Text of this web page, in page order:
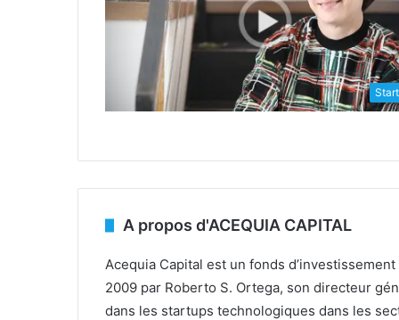
A propos d'ACEQUIA CAPITAL
Acequia Capital est un fonds
2009 par Roberto S. Ortega, son directeur
dans les startups technologiques dans les